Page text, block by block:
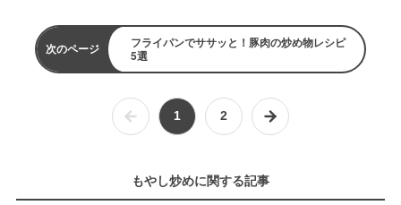
次のページ
フライパンでササッと！豚肉の炒め物レシピ
5選
1 2
もやし炒めに関する記事